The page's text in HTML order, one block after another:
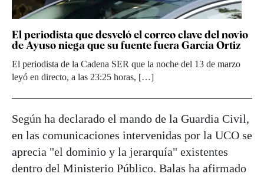
El periodista que desveló el correo clave del novio
de Ayuso niega que su fuente fuera García Ortiz
El periodista de la Cadena SER que la noche del 13 de marzo
leyó en directo, a las 23:25 horas, […]
Según ha declarado el mando de la Guardia Civil,
en las comunicaciones intervenidas por la UCO se
aprecia "el dominio y la jerarquía" existentes
dentro del Ministerio Público. Balas ha afirmado